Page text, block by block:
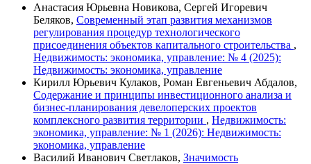
Анастасия Юрьевна Новикова, Сергей Игоревич
Беляков, Современный этап развития механизмов
регулирования процедур технологического
присоединения объектов капитального строительства ,
Недвижимость: экономика, управление: № 4 (2025):
Недвижимость: экономика, управление
Кирилл Юрьевич Кулаков, Роман Евгеньевич Абдалов,
Содержание и принципы инвестиционного анализа и
бизнес-планирования девелоперских проектов
комплексного развития территории , Недвижимость:
экономика, управление: № 1 (2026): Недвижимость:
экономика, управление
Василий Иванович Светлаков, Значимость